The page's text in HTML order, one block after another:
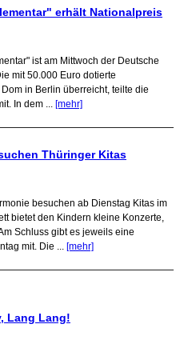
erhält Nationalpreis
ist am Mittwoch der Deutsche
mit 50.000 Euro dotierte
in Berlin überreicht, teilte die
In dem ... [mehr]
Thüringer Kitas
besuchen ab Dienstag Kitas im
bietet den Kindern kleine Konzerte,
Schluss gibt es jeweils eine
mit. Die ... [mehr]
Lang Lang!